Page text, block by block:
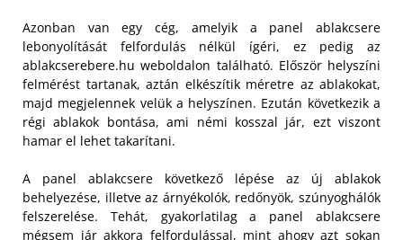
Azonban van egy cég, amelyik a panel ablakcsere
lebonyolítását felfordulás nélkül ígéri, ez pedig az
ablakcserebere.hu weboldalon található. Először helyszíni
felmérést tartanak, aztán elkészítik méretre az ablakokat,
majd megjelennek velük a helyszínen. Ezután következik a
régi ablakok bontása, ami némi kosszal jár, ezt viszont
hamar el lehet takarítani.
A panel ablakcsere következő lépése az új ablakok
behelyezése, illetve az árnyékolók, redőnyök, szúnyoghálók
felszerelése. Tehát, gyakorlatilag a panel ablakcsere
mégsem jár akkora felfordulással, mint ahogy azt sokan